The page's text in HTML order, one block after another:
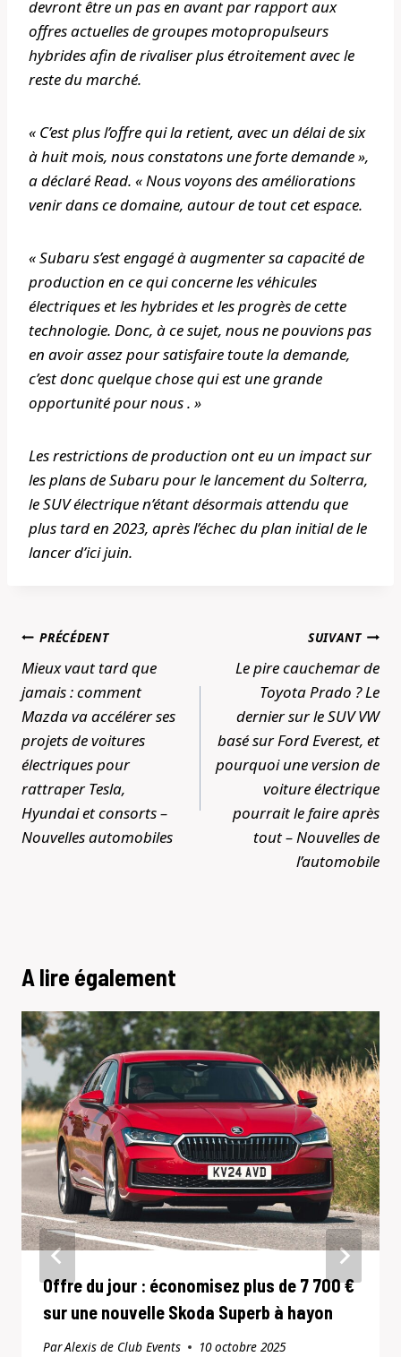
devront être un pas en avant par rapport aux
offres actuelles de groupes motopropulseurs
hybrides afin de rivaliser plus étroitement avec le
reste du marché.
« C’est plus l’offre qui la retient, avec un délai de six
à huit mois, nous constatons une forte demande »,
a déclaré Read. « Nous voyons des améliorations
venir dans ce domaine, autour de tout cet espace.
« Subaru s’est engagé à augmenter sa capacité de
production en ce qui concerne les véhicules
électriques et les hybrides et les progrès de cette
technologie. Donc, à ce sujet, nous ne pouvions pas
en avoir assez pour satisfaire toute la demande,
c’est donc quelque chose qui est une grande
opportunité pour nous . »
Les restrictions de production ont eu un impact sur
les plans de Subaru pour le lancement du Solterra,
le SUV électrique n’étant désormais attendu que
plus tard en 2023, après l’échec du plan initial de le
lancer d’ici juin.
Navigation
de
l’article
PRÉCÉDENT
Mieux vaut tard que
jamais : comment
Mazda va accélérer ses
projets de voitures
électriques pour
rattraper Tesla,
Hyundai et consorts –
Nouvelles automobiles
SUIVANT
Le pire cauchemar de
Toyota Prado ? Le
dernier sur le SUV VW
basé sur Ford Everest, et
pourquoi une version de
voiture électrique
pourrait le faire après
tout – Nouvelles de
l’automobile
A lire également
Offre du jour : économisez plus de 7 700 €
sur une nouvelle Skoda Superb à hayon
ParAlexis de Club Events 10 octobre 2025